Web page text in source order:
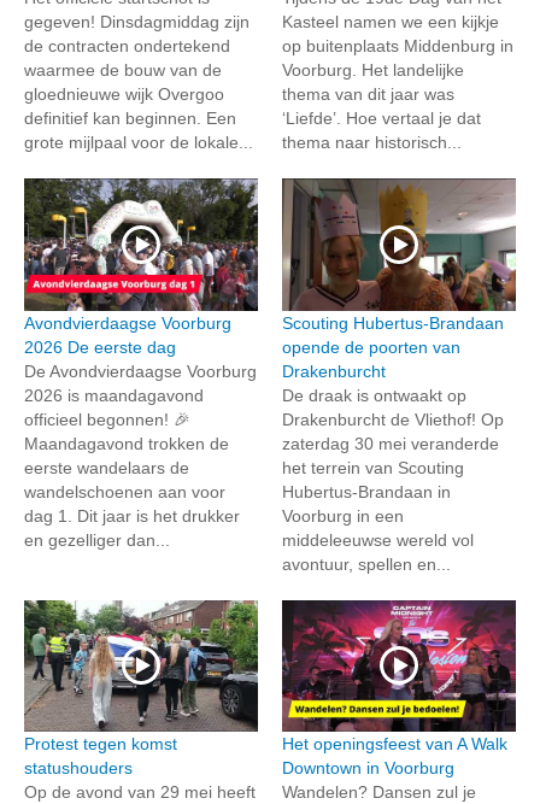
gegeven! Dinsdagmiddag zijn
de contracten ondertekend
waarmee de bouw van de
gloednieuwe wijk Overgoo
definitief kan beginnen. Een
grote mijlpaal voor de lokale...
Kasteel namen we een kijkje
op buitenplaats Middenburg in
Voorburg. Het landelijke
thema van dit jaar was
‘Liefde’. Hoe vertaal je dat
thema naar historisch...
Avondvierdaagse Voorburg
2026 De eerste dag
De Avondvierdaagse Voorburg
2026 is maandagavond
officieel begonnen! 🎉
Maandagavond trokken de
eerste wandelaars de
wandelschoenen aan voor
dag 1. Dit jaar is het drukker
en gezelliger dan...
Scouting Hubertus-Brandaan
opende de poorten van
Drakenburcht
De draak is ontwaakt op
Drakenburcht de Vliethof! Op
zaterdag 30 mei veranderde
het terrein van Scouting
Hubertus-Brandaan in
Voorburg in een
middeleeuwse wereld vol
avontuur, spellen en...
Protest tegen komst
statushouders
Op de avond van 29 mei heeft
Het openingsfeest van A Walk
Downtown in Voorburg
Wandelen? Dansen zul je